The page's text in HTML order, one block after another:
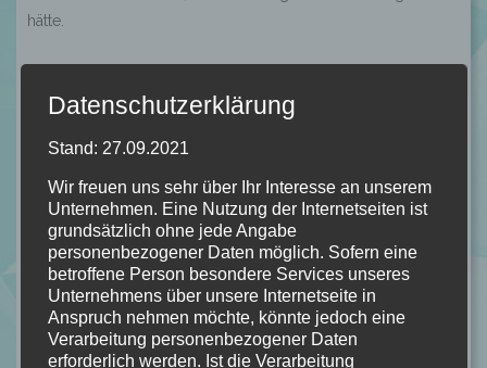
hätte.
“Konnte er das Böse wieder in sein
Leben lasse? Er wusste, dass er es
früher oder später brauchen würde,
wie ein Raubtier seine Beute
brauchte. Und er hatte das Gefühl,
dass das eher früher als später der
Fall sein würde.” S. 26
Datenschutzerklärung
Stand: 27.09.2021
Wir freuen uns sehr über Ihr Interesse an unserem
Unternehmen. Eine Nutzung der Internetseiten ist
grundsätzlich ohne jede Angabe
personenbezogener Daten möglich. Sofern eine
betroffene Person besondere Services unseres
Unternehmens über unsere Internetseite in
Anspruch nehmen möchte, könnte jedoch eine
Verarbeitung personenbezogener Daten
erforderlich werden. Ist die Verarbeitung